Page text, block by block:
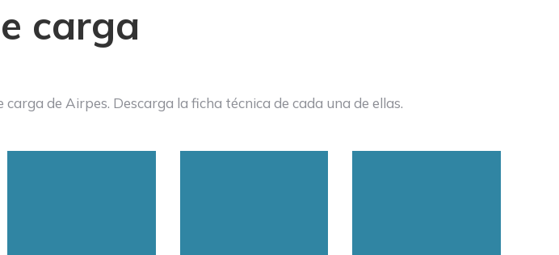
carga
carga de Airpes. Descarga la ficha técnica de cada una de ellas.